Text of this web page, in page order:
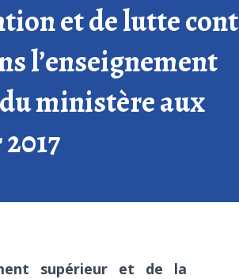
et de lutte
l’enseignement
ministère aux
supérieur et de la